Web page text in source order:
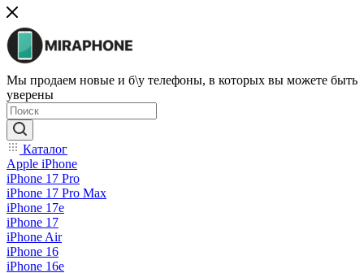
Мы продаем новые и б\у телефоны, в которых вы можете быть
уверены
Каталог
Apple iPhone
iPhone 17 Pro
iPhone 17 Pro Max
iPhone 17e
iPhone 17
iPhone Air
iPhone 16
iPhone 16e